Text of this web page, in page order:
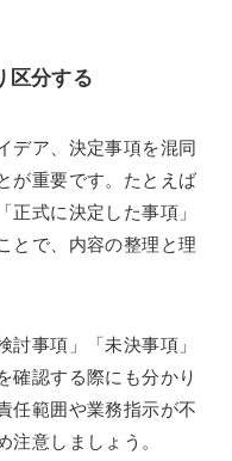
区分する
デア、決定事項を混同
が重要です。たとえば
正式に決定した事項」
とで、内容の整理と理
事項」「未決事項」
確認する際にも分かり
任範囲や業務指示が不
注意しましょう。